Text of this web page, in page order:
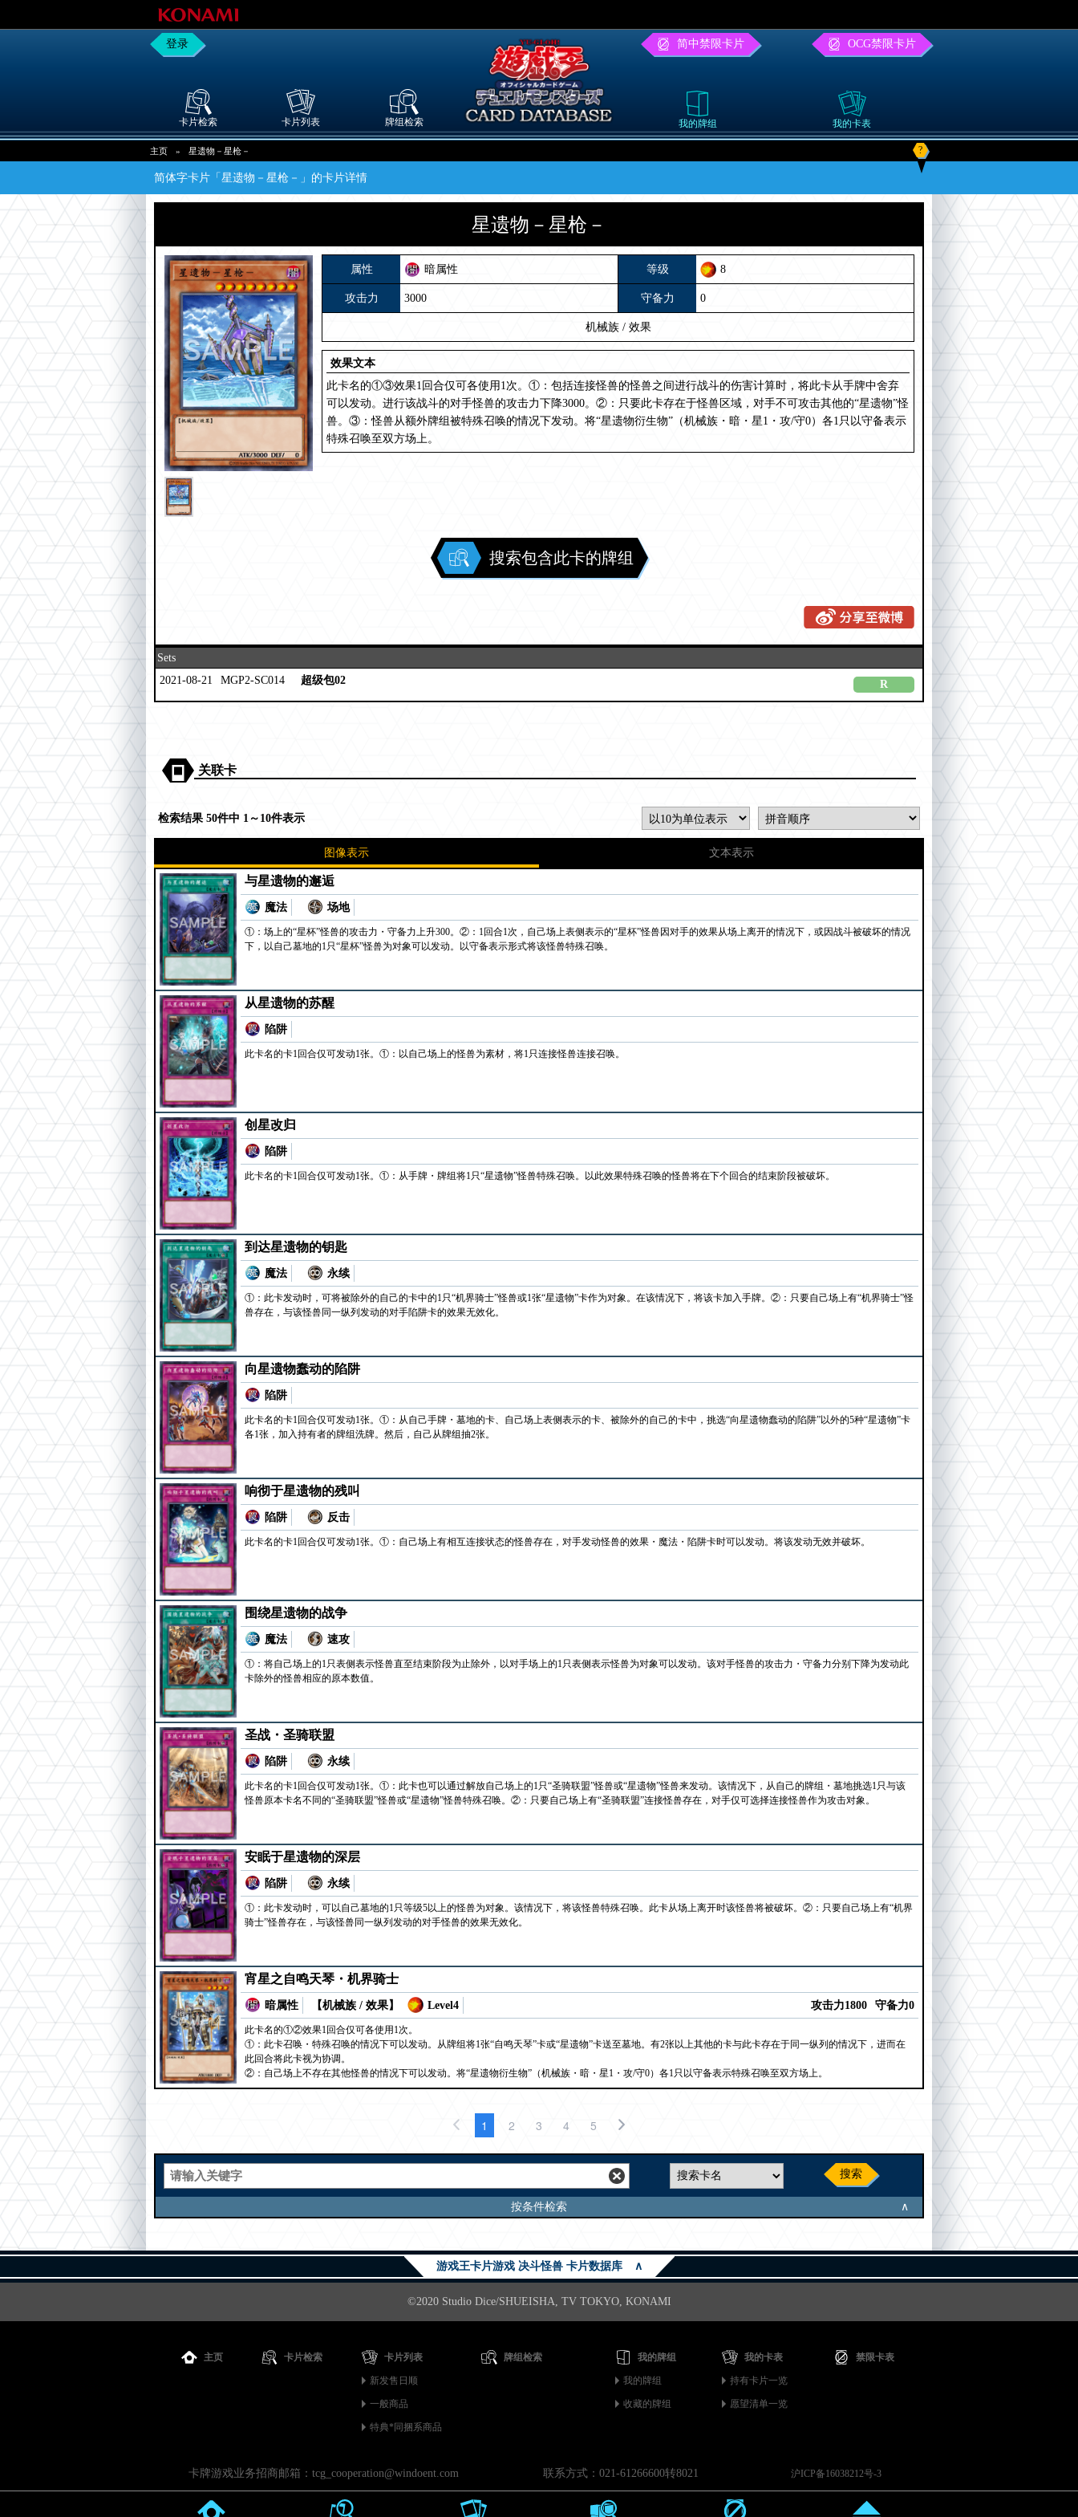
登录 简中禁限卡片 OCG禁限卡片
卡片检索 卡片列表 牌组检索 我的牌组 我的卡表
主页 » 星遗物－星枪－ ?
简体字卡片「星遗物－星枪－」的卡片详情
星遗物－星枪－
属性 暗属性 等级 8
攻击力 3000 守备力 0
机械族 / 效果
效果文本
此卡名的①③效果1回合仅可各使用1次。①：包括连接怪兽的怪兽之间进行战斗的伤害计算时，将此卡从手牌中舍弃
可以发动。进行该战斗的对手怪兽的攻击力下降3000。②：只要此卡存在于怪兽区域，对手不可攻击其他的“星遗物”怪
兽。③：怪兽从额外牌组被特殊召唤的情况下发动。将“星遗物衍生物”（机械族・暗・星1・攻/守0）各1只以守备表示
特殊召唤至双方场上。
搜索包含此卡的牌组
Sets
2021-08-21
MGP2-SC014 超级包02 R
关联卡
检索结果 50件中 1～10件表示
图像表示 文本表示
与星遗物的邂逅
魔法 场地
①：场上的“星杯”怪兽的攻击力・守备力上升300。②：1回合1次，自己场上表侧表示的“星杯”怪兽因对手的效果从场上离开的情况下，或因战斗被破坏的情况
下，以自己墓地的1只“星杯”怪兽为对象可以发动。以守备表示形式将该怪兽特殊召唤。
从星遗物的苏醒
陷阱
此卡名的卡1回合仅可发动1张。①：以自己场上的怪兽为素材，将1只连接怪兽连接召唤。
创星改归
陷阱
此卡名的卡1回合仅可发动1张。①：从手牌・牌组将1只“星遗物”怪兽特殊召唤。以此效果特殊召唤的怪兽将在下个回合的结束阶段被破坏。
到达星遗物的钥匙
魔法 永续
①：此卡发动时，可将被除外的自己的卡中的1只“机界骑士”怪兽或1张“星遗物”卡作为对象。在该情况下，将该卡加入手牌。②：只要自己场上有“机界骑士”怪
兽存在，与该怪兽同一纵列发动的对手陷阱卡的效果无效化。
向星遗物蠢动的陷阱
陷阱
此卡名的卡1回合仅可发动1张。①：从自己手牌・墓地的卡、自己场上表侧表示的卡、被除外的自己的卡中，挑选“向星遗物蠢动的陷阱”以外的5种“星遗物”卡
各1张，加入持有者的牌组洗牌。然后，自己从牌组抽2张。
响彻于星遗物的残叫
陷阱 反击
此卡名的卡1回合仅可发动1张。①：自己场上有相互连接状态的怪兽存在，对手发动怪兽的效果・魔法・陷阱卡时可以发动。将该发动无效并破坏。
围绕星遗物的战争
魔法 速攻
①：将自己场上的1只表侧表示怪兽直至结束阶段为止除外，以对手场上的1只表侧表示怪兽为对象可以发动。该对手怪兽的攻击力・守备力分别下降为发动此
卡除外的怪兽相应的原本数值。
圣战・圣骑联盟
陷阱 永续
此卡名的卡1回合仅可发动1张。①：此卡也可以通过解放自己场上的1只“圣骑联盟”怪兽或“星遗物”怪兽来发动。该情况下，从自己的牌组・墓地挑选1只与该
怪兽原本卡名不同的“圣骑联盟”怪兽或“星遗物”怪兽特殊召唤。②：只要自己场上有“圣骑联盟”连接怪兽存在，对手仅可选择连接怪兽作为攻击对象。
安眠于星遗物的深层
陷阱 永续
①：此卡发动时，可以自己墓地的1只等级5以上的怪兽为对象。该情况下，将该怪兽特殊召唤。此卡从场上离开时该怪兽将被破坏。②：只要自己场上有“机界
骑士”怪兽存在，与该怪兽同一纵列发动的对手怪兽的效果无效化。
宵星之自鸣天琴・机界骑士
暗属性 【机械族 / 效果】 Level4 攻击力1800 守备力0
此卡名的①②效果1回合仅可各使用1次。
①：此卡召唤・特殊召唤的情况下可以发动。从牌组将1张“自鸣天琴”卡或“星遗物”卡送至墓地。有2张以上其他的卡与此卡存在于同一纵列的情况下，进而在
此回合将此卡视为协调。
②：自己场上不存在其他怪兽的情况下可以发动。将“星遗物衍生物”（机械族・暗・星1・攻/守0）各1只以守备表示特殊召唤至双方场上。
1 2 3 4 5
搜索
按条件检索 ∧
游戏王卡片游戏 决斗怪兽 卡片数据库 ∧
©2020 Studio Dice/SHUEISHA, TV TOKYO, KONAMI
主页 卡片检索 卡片列表
新发售日顺
一般商品
特典*同捆系商品
牌组检索 我的牌组
我的牌组
收藏的牌组
我的卡表
持有卡片一览
愿望清单一览
禁限卡表
卡牌游戏业务招商邮箱：tcg_cooperation@windoent.com 联系方式：021-61266600转8021 沪ICP备16038212号-3